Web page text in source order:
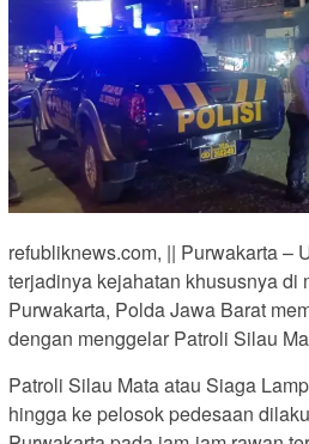
refubliknews.com, || Purwakarta –
terjadinya kejahatan khususnya di
Purwakarta, Polda Jawa Barat
dengan menggelar Patroli Silau
Patroli Silau Mata atau Siaga
hingga ke pelosok pedesaan